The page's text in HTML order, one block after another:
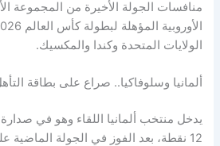
منافسات الجولة الأخيرة من المجموعة
الولايات المتحدة وكندا والمكسيك.
ألمانيا وسلوفاكيا.. صراع على بطاقة
يدخل منتخب ألمانيا اللقاء وهو في
12 نقطة، بعد الفوز في الجولة